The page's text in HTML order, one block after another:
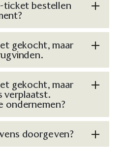
ticket bestellen
gekocht, maar
gekocht, maar
verplaatst.
ondernemen?
doorgeven?